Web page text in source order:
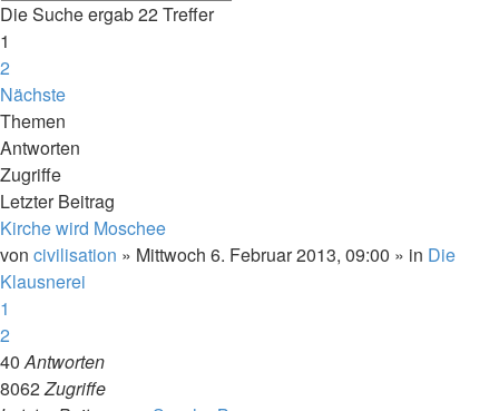
Die Suche ergab 22 Treffer
1
2
Nächste
Themen
Antworten
Zugriffe
Letzter Beitrag
Kirche wird Moschee
von civilisation » Mittwoch 6. Februar 2013, 09:00 » in Die
Klausnerei
1
2
40Antworten
8062Zugriffe